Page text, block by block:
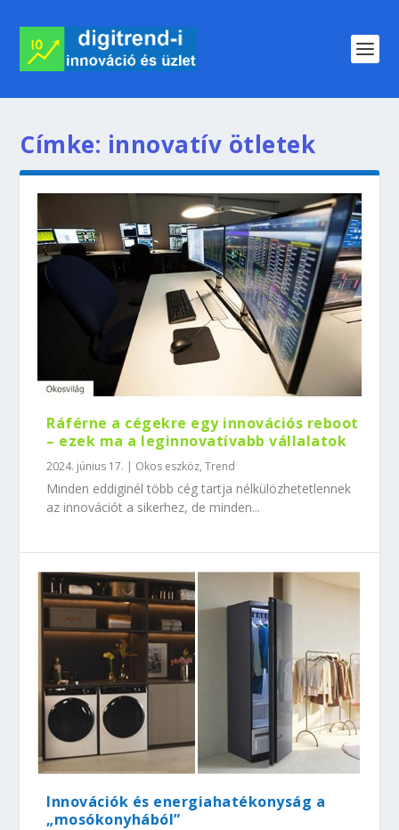
Címke: innovatív ötletek
Ráférne a cégekre egy innovációs reboot
– ezek ma a leginnovatívabb vállalatok
2024. június 17. | Okos eszköz,Trend
Minden eddiginél több cég tartja nélkülözhetetlennek
az innovációt a sikerhez, de minden...
Innovációk és energiahatékonyság a
„mosókonyhából”